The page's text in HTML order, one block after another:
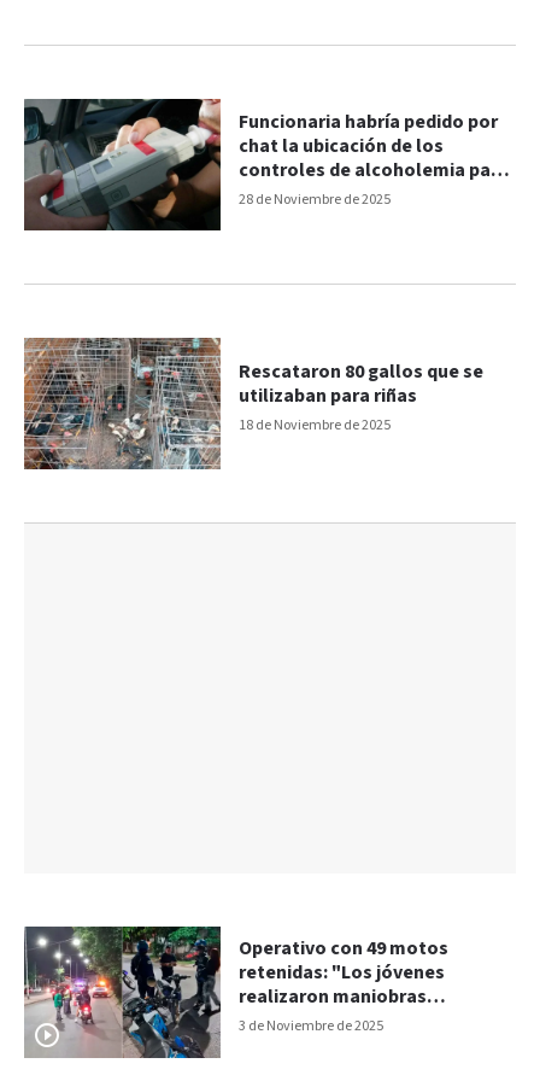
28 de Noviembre de 2025
Funcionaria habría pedido por
chat la ubicación de los
controles de alcoholemia para
evitarlos
18 de Noviembre de 2025
Rescataron 80 gallos que se
utilizaban para riñas
3 de Noviembre de 2025
Operativo con 49 motos
retenidas: "Los jóvenes
realizaron maniobras
peligrosas"